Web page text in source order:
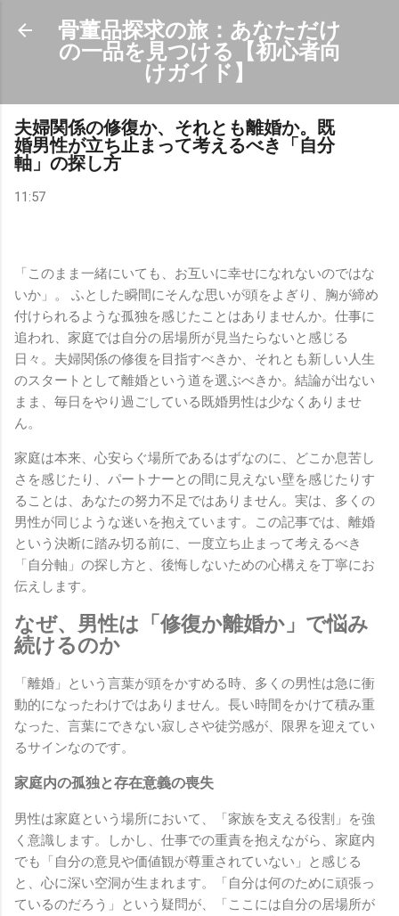
スキップしてメイン コンテンツに移動
骨董品探求の旅：あなただけ
の一品を見つける【初心者向
けガイド】
夫婦関係の修復か、それとも離婚か。既
婚男性が立ち止まって考えるべき「自分
軸」の探し方
11:57
「このまま一緒にいても、お互いに幸せになれないのではな
いか」。 ふとした瞬間にそんな思いが頭をよぎり、胸が締め
付けられるような孤独を感じたことはありませんか。仕事に
追われ、家庭では自分の居場所が見当たらないと感じる
日々。夫婦関係の修復を目指すべきか、それとも新しい人生
のスタートとして離婚という道を選ぶべきか。結論が出ない
まま、毎日をやり過ごしている既婚男性は少なくありませ
ん。
家庭は本来、心安らぐ場所であるはずなのに、どこか息苦し
さを感じたり、パートナーとの間に見えない壁を感じたりす
ることは、あなたの努力不足ではありません。実は、多くの
男性が同じような迷いを抱えています。この記事では、離婚
という決断に踏み切る前に、一度立ち止まって考えるべき
「自分軸」の探し方と、後悔しないための心構えを丁寧にお
伝えします。
なぜ、男性は「修復か離婚か」で悩み
続けるのか
「離婚」という言葉が頭をかすめる時、多くの男性は急に衝
動的になったわけではありません。長い時間をかけて積み重
なった、言葉にできない寂しさや徒労感が、限界を迎えてい
るサインなのです。
家庭内の孤独と存在意義の喪失
男性は家庭という場所において、「家族を支える役割」を強
く意識します。しかし、仕事での重責を抱えながら、家庭内
でも「自分の意見や価値観が尊重されていない」と感じる
と、心に深い空洞が生まれます。「自分は何のために頑張っ
ているのだろう」という疑問が、「ここには自分の居場所が